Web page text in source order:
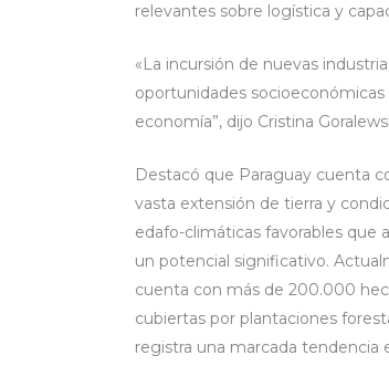
relevantes sobre logística y
«La incursión de nuevas
oportunidades
economía”, dijo Cristina
Destacó que Paraguay cuenta
vasta extensión de tierra y
edafo-climáticas favorables que
un potencial significativo.
cuenta con más de 200.000
cubiertas por plantaciones
registra una marcada tendencia